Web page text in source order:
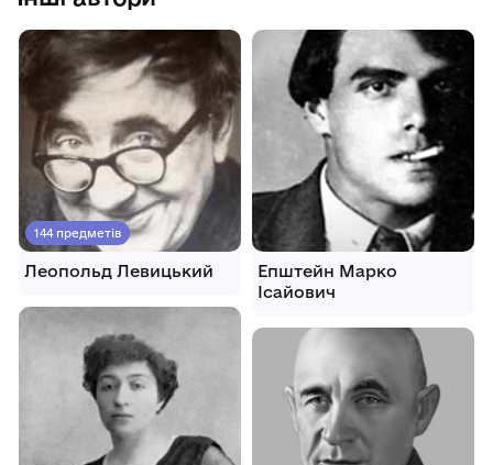
144 предметів
Леопольд Левицький
Епштейн Марко
Ісайович